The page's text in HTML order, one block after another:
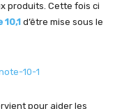
produits. Cette fois ci
10,1 d’être mise sous le
pour aider les